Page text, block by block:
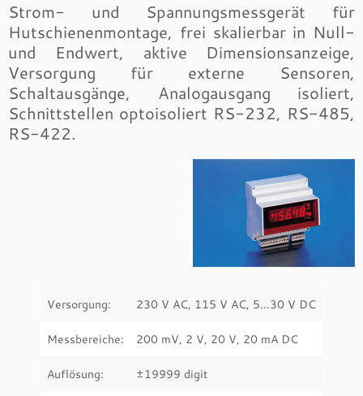
Strom- und Spannungsmessgerät für
Hutschienenmontage, frei skalierbar in Null-
und Endwert, aktive Dimensionsanzeige,
Versorgung für externe Sensoren,
Schaltausgänge, Analogausgang isoliert,
Schnittstellen optoisoliert RS-232, RS-485,
RS-422.
Versorgung: 230 V AC, 115 V AC, 5…30 V DC
Messbereiche: 200 mV, 2 V, 20 V, 20 mA DC
Auflösung: ±19999 digit